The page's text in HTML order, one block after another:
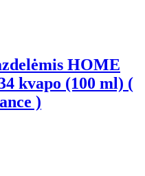
HOME
kvapo (100 ml) (
)